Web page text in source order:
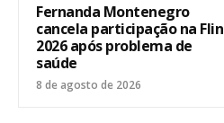
Fernanda Montenegro
cancela participação na Flin
2026 após problema de
saúde
8 de agosto de 2026